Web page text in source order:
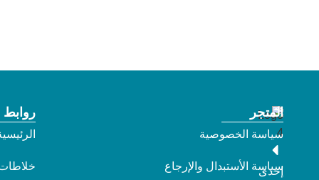
إحدى
المتجر
سياسة الخصوصية
سياسة الأستبدال والإرجاع